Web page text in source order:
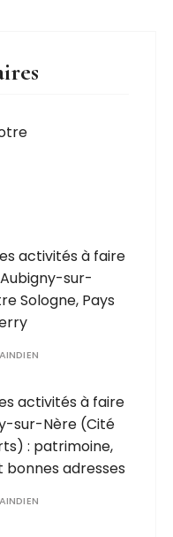
activités à faire
sur-
Sologne, Pays
activités à faire
sur-Nère (Cité
: patrimoine,
bonnes adresses